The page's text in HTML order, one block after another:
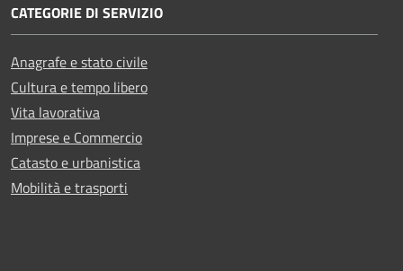
CATEGORIE DI SERVIZIO
Anagrafe e stato civile
Cultura e tempo libero
Vita lavorativa
Imprese e Commercio
Catasto e urbanistica
Mobilità e trasporti